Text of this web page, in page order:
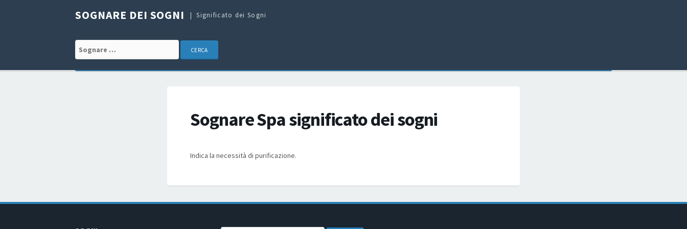
SOGNARE DEI SOGNI Significato dei Sogni
Search for:
Sognare Spa significato dei sogni
Indica la necessità di purificazione.